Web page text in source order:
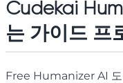
Cudekai
는 가이드 프
Free Humanizer AI 도